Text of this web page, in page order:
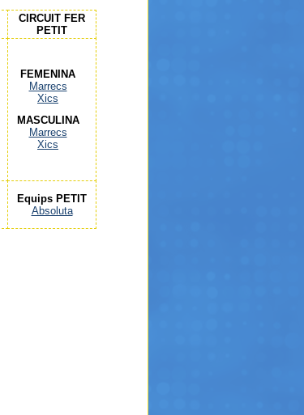
CIRCUIT FER
PETIT
FEMENINA
Marrecs
Xics
MASCULINA
Marrecs
Xics
Equips PETIT
Absoluta